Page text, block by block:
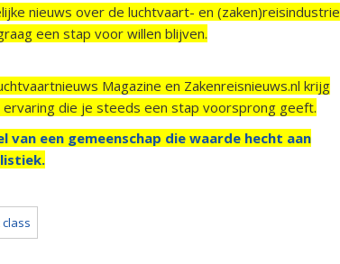
nieuws over de luchtvaart- en (zaken)reisindustrie
een stap voor willen blijven.
Magazine en Zakenreisnieuws.nl krijg
die je steeds een stap voorsprong geeft.
een gemeenschap die waarde hecht aan